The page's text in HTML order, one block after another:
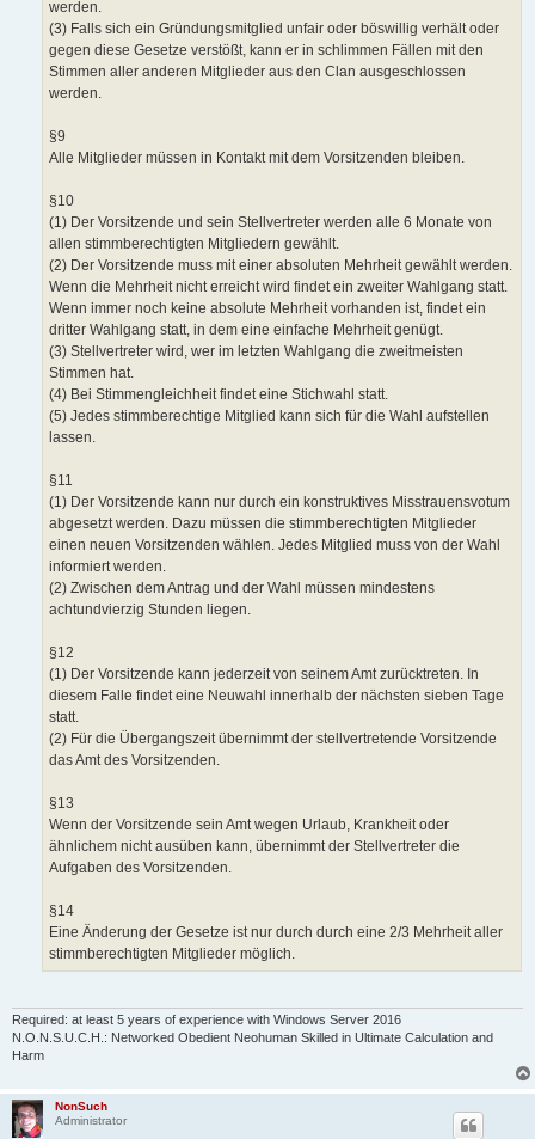
werden.
(3) Falls sich ein Gründungsmitglied unfair oder böswillig verhält oder
gegen diese Gesetze verstößt, kann er in schlimmen Fällen mit den
Stimmen aller anderen Mitglieder aus den Clan ausgeschlossen
werden.
§9
Alle Mitglieder müssen in Kontakt mit dem Vorsitzenden bleiben.
§10
(1) Der Vorsitzende und sein Stellvertreter werden alle 6 Monate von
allen stimmberechtigten Mitgliedern gewählt.
(2) Der Vorsitzende muss mit einer absoluten Mehrheit gewählt werden.
Wenn die Mehrheit nicht erreicht wird findet ein zweiter Wahlgang statt.
Wenn immer noch keine absolute Mehrheit vorhanden ist, findet ein
dritter Wahlgang statt, in dem eine einfache Mehrheit genügt.
(3) Stellvertreter wird, wer im letzten Wahlgang die zweitmeisten
Stimmen hat.
(4) Bei Stimmengleichheit findet eine Stichwahl statt.
(5) Jedes stimmberechtige Mitglied kann sich für die Wahl aufstellen
lassen.
§11
(1) Der Vorsitzende kann nur durch ein konstruktives Misstrauensvotum
abgesetzt werden. Dazu müssen die stimmberechtigten Mitglieder
einen neuen Vorsitzenden wählen. Jedes Mitglied muss von der Wahl
informiert werden.
(2) Zwischen dem Antrag und der Wahl müssen mindestens
achtundvierzig Stunden liegen.
§12
(1) Der Vorsitzende kann jederzeit von seinem Amt zurücktreten. In
diesem Falle findet eine Neuwahl innerhalb der nächsten sieben Tage
statt.
(2) Für die Übergangszeit übernimmt der stellvertretende Vorsitzende
das Amt des Vorsitzenden.
§13
Wenn der Vorsitzende sein Amt wegen Urlaub, Krankheit oder
ähnlichem nicht ausüben kann, übernimmt der Stellvertreter die
Aufgaben des Vorsitzenden.
§14
Eine Änderung der Gesetze ist nur durch durch eine 2/3 Mehrheit aller
stimmberechtigten Mitglieder möglich.
Required: at least 5 years of experience with Windows Server 2016
N.O.N.S.U.C.H.: Networked Obedient Neohuman Skilled in Ultimate Calculation and
Harm
NonSuch
Administrator